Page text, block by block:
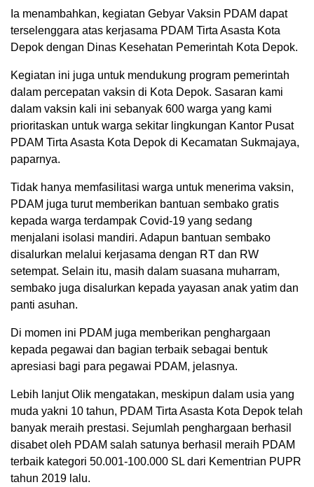
Ia menambahkan, kegiatan Gebyar Vaksin PDAM dapat
terselenggara atas kerjasama PDAM Tirta Asasta Kota
Depok dengan Dinas Kesehatan Pemerintah Kota Depok.
Kegiatan ini juga untuk mendukung program pemerintah
dalam percepatan vaksin di Kota Depok. Sasaran kami
dalam vaksin kali ini sebanyak 600 warga yang kami
prioritaskan untuk warga sekitar lingkungan Kantor Pusat
PDAM Tirta Asasta Kota Depok di Kecamatan Sukmajaya,
paparnya.
Tidak hanya memfasilitasi warga untuk menerima vaksin,
PDAM juga turut memberikan bantuan sembako gratis
kepada warga terdampak Covid-19 yang sedang
menjalani isolasi mandiri. Adapun bantuan sembako
disalurkan melalui kerjasama dengan RT dan RW
setempat. Selain itu, masih dalam suasana muharram,
sembako juga disalurkan kepada yayasan anak yatim dan
panti asuhan.
Di momen ini PDAM juga memberikan penghargaan
kepada pegawai dan bagian terbaik sebagai bentuk
apresiasi bagi para pegawai PDAM, jelasnya.
Lebih lanjut Olik mengatakan, meskipun dalam usia yang
muda yakni 10 tahun, PDAM Tirta Asasta Kota Depok telah
banyak meraih prestasi. Sejumlah penghargaan berhasil
disabet oleh PDAM salah satunya berhasil meraih PDAM
terbaik kategori 50.001-100.000 SL dari Kementrian PUPR
tahun 2019 lalu.